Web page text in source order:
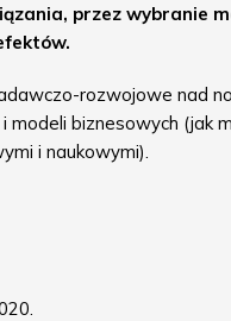
przez wybranie
rozwojowe nad
biznesowych (jak
i naukowymi).